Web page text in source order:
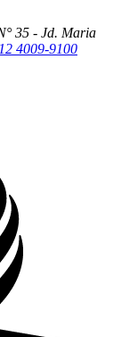
35 - Jd. Maria
4009-9100